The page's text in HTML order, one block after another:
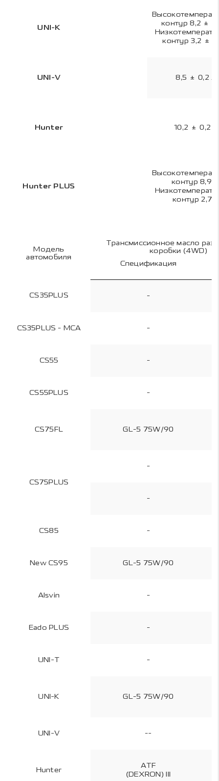
UNI-K
контур 8,2 ±
контур 3,2 ±
UNI-V 8,5 ± 0,2 л
Hunter 10,2 ± 0,2 л
Hunter PLUS
контур 8,9
контур 2,7 л
Модель
автомобиля
Трансмиссионное масло
коробки (4WD)
Спецификация
CS35PLUS -
CS35PLUS - MCA -
CS55 -
CS55PLUS -
CS75FL GL-5 75W/90
CS75PLUS
-
-
CS85 -
New CS95 GL-5 75W/90
Alsvin -
Eado PLUS -
UNI-T -
UNI-K GL-5 75W/90
UNI-V --
Hunter
ATF
(DEXRON) III